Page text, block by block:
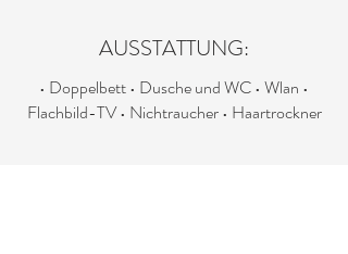
AUSSTATTUNG:
• Doppelbett • Dusche und WC • Wlan •
Flachbild-TV • Nichtraucher • Haartrockner